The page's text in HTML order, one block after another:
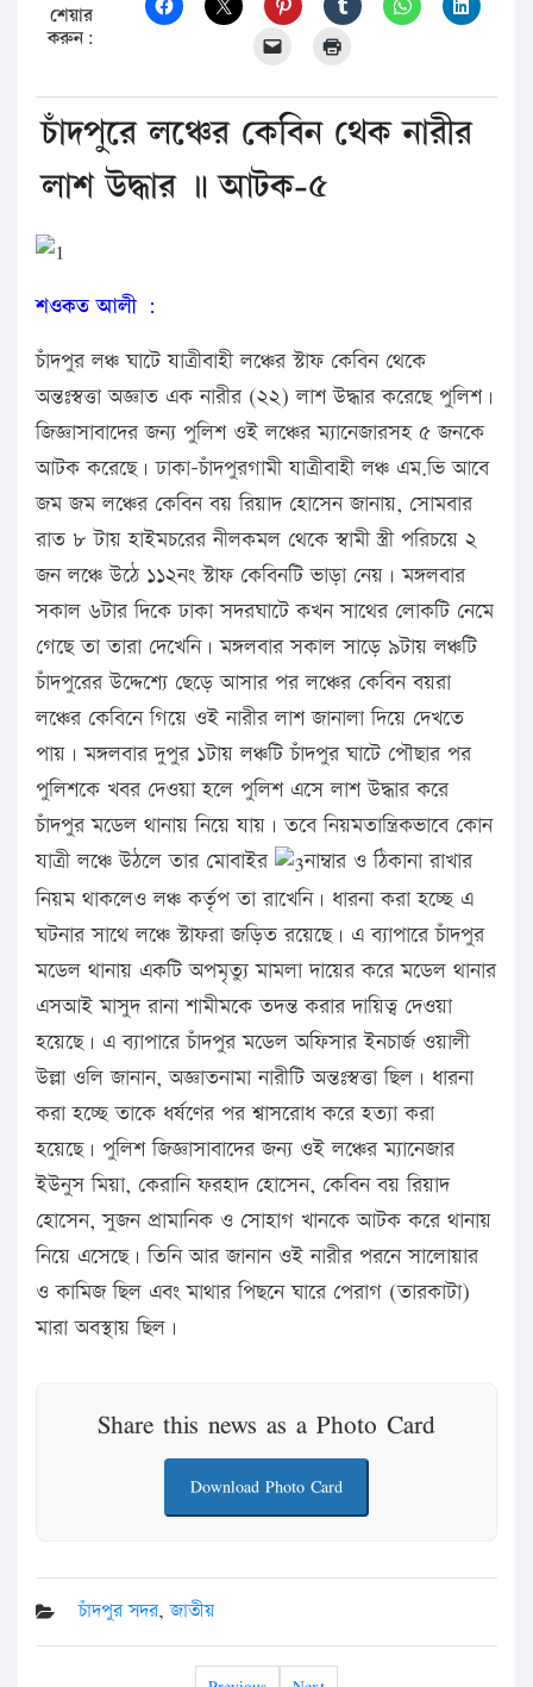
শেয়ার
করুন:
চাঁদপুরে লঞ্চের কেবিন থেক নারীর
লাশ উদ্ধার ॥ আটক-৫
শওকত আলী :
চাঁদপুর লঞ্চ ঘাটে যাত্রীবাহী লঞ্চের স্টাফ কেবিন থেকে
অন্তঃস্বত্তা অজ্ঞাত এক নারীর (২২) লাশ উদ্ধার করেছে পুলিশ।
জিজ্ঞাসাবাদের জন্য পুলিশ ওই লঞ্চের ম্যানেজারসহ ৫ জনকে
আটক করেছে। ঢাকা-চাঁদপুরগামী যাত্রীবাহী লঞ্চ এম.ভি আবে
জম জম লঞ্চের কেবিন বয় রিয়াদ হোসেন জানায়, সোমবার
রাত ৮ টায় হাইমচরের নীলকমল থেকে স্বামী স্ত্রী পরিচয়ে ২
জন লঞ্চে উঠে ১১২নং স্টাফ কেবিনটি ভাড়া নেয়। মঙ্গলবার
সকাল ৬টার দিকে ঢাকা সদরঘাটে কখন সাথের লোকটি নেমে
গেছে তা তারা দেখেনি। মঙ্গলবার সকাল সাড়ে ৯টায় লঞ্চটি
চাঁদপুরের উদ্দেশ্যে ছেড়ে আসার পর লঞ্চের কেবিন বয়রা
লঞ্চের কেবিনে গিয়ে ওই নারীর লাশ জানালা দিয়ে দেখতে
পায়। মঙ্গলবার দুপুর ১টায় লঞ্চটি চাঁদপুর ঘাটে পৌছার পর
পুলিশকে খবর দেওয়া হলে পুলিশ এসে লাশ উদ্ধার করে
চাঁদপুর মডেল থানায় নিয়ে যায়। তবে নিয়মতান্ত্রিকভাবে কোন
যাত্রী লঞ্চে উঠলে তার মোবাইর
নাম্বার ও ঠিকানা রাখার
নিয়ম থাকলেও লঞ্চ কর্তৃপ তা রাখেনি। ধারনা করা হচ্ছে এ
ঘটনার সাথে লঞ্চে স্টাফরা জড়িত রয়েছে। এ ব্যাপারে চাঁদপুর
মডেল থানায় একটি অপমৃত্যু মামলা দায়ের করে মডেল থানার
এসআই মাসুদ রানা শামীমকে তদন্ত করার দায়িত্ব দেওয়া
হয়েছে। এ ব্যাপারে চাঁদপুর মডেল অফিসার ইনচার্জ ওয়ালী
উল্লা ওলি জানান, অজ্ঞাতনামা নারীটি অন্তঃস্বত্তা ছিল। ধারনা
করা হচ্ছে তাকে ধর্ষণের পর শ্বাসরোধ করে হত্যা করা
হয়েছে। পুলিশ জিজ্ঞাসাবাদের জন্য ওই লঞ্চের ম্যানেজার
ইউনুস মিয়া, কেরানি ফরহাদ হোসেন, কেবিন বয় রিয়াদ
হোসেন, সুজন প্রামানিক ও সোহাগ খানকে আটক করে থানায়
নিয়ে এসেছে। তিনি আর জানান ওই নারীর পরনে সালোয়ার
ও কামিজ ছিল এবং মাথার পিছনে ঘারে পেরাগ (তারকাটা)
মারা অবস্থায় ছিল।
Share this news as a Photo Card
Download Photo Card
চাঁদপুর সদর,জাতীয়